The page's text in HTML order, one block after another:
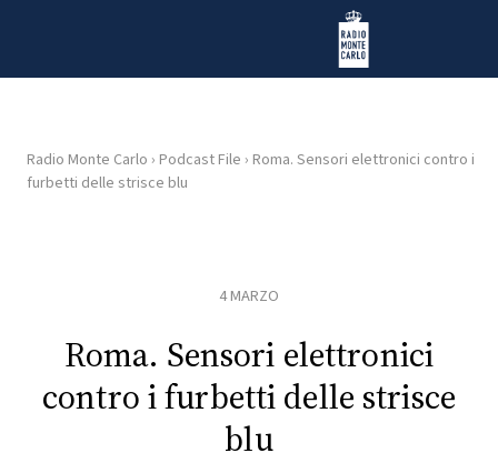
Radio Monte Carlo
HOME
RADIO
PLAYLIST
Radio Monte Carlo › Podcast File › Roma. Sensori elettronici contro i
furbetti delle strisce blu
4 MARZO
Roma. Sensori elettronici
contro i furbetti delle strisce
blu